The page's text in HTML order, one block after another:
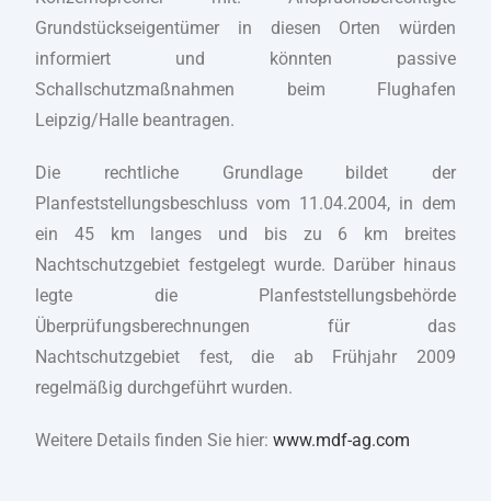
Grundstückseigentümer in diesen Orten würden
informiert und könnten passive
Schallschutzmaßnahmen beim Flughafen
Leipzig/Halle beantragen.
Die rechtliche Grundlage bildet der
Planfeststellungsbeschluss vom 11.04.2004, in dem
ein 45 km langes und bis zu 6 km breites
Nachtschutzgebiet festgelegt wurde. Darüber hinaus
legte die Planfeststellungsbehörde
Überprüfungsberechnungen für das
Nachtschutzgebiet fest, die ab Frühjahr 2009
regelmäßig durchgeführt wurden.
Weitere Details finden Sie hier:www.mdf-ag.com